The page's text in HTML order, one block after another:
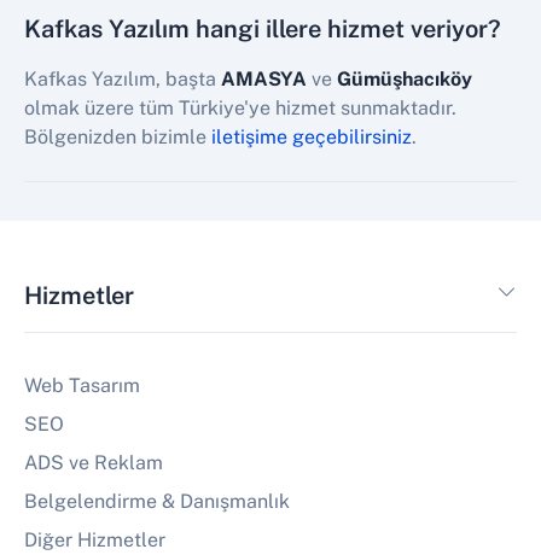
Kafkas Yazılım hangi illere hizmet veriyor?
Kafkas Yazılım, başta AMASYA ve Gümüşhacıköy
olmak üzere tüm Türkiye'ye hizmet sunmaktadır.
Bölgenizden bizimle iletişime geçebilirsiniz.
Hizmetler
Web Tasarım
SEO
ADS ve Reklam
Belgelendirme & Danışmanlık
Diğer Hizmetler